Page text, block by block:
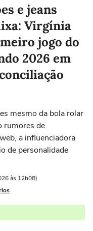
e jeans
Virgínia
jogo do
2026 em
mesmo da bola rolar
rumores de
a influenciadora
de personalidade
às 12h08)